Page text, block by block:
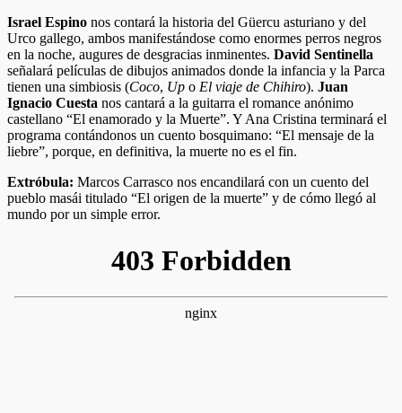
Israel Espino nos contará la historia del Güercu asturiano y del
Urco gallego, ambos manifestándose como enormes perros negros
en la noche, augures de desgracias inminentes. David Sentinella
señalará películas de dibujos animados donde la infancia y la Parca
tienen una simbiosis (Coco, Up o El viaje de Chihiro). Juan
Ignacio Cuesta nos cantará a la guitarra el romance anónimo
castellano “El enamorado y la Muerte”. Y Ana Cristina terminará el
programa contándonos un cuento bosquimano: “El mensaje de la
liebre”, porque, en definitiva, la muerte no es el fin.
Extróbula: Marcos Carrasco nos encandilará con un cuento del
pueblo masái titulado “El origen de la muerte” y de cómo llegó al
mundo por un simple error.